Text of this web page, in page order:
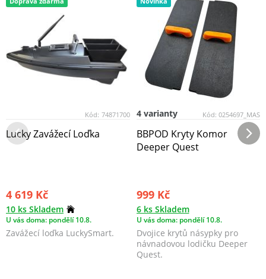
Kód: 74871700
Lucky Zavážecí Loďka
4 619 Kč
10 ks Skladem
U vás doma: pondělí 10.8.
Zavážecí loďka LuckySmart.
Kód: 0254697_MAS
4 varianty
BBPOD Kryty Komor
Deeper Quest
999 Kč
6 ks Skladem
U vás doma: pondělí 10.8.
Dvojice krytů násypky pro
návnadovou lodičku Deeper
Quest.